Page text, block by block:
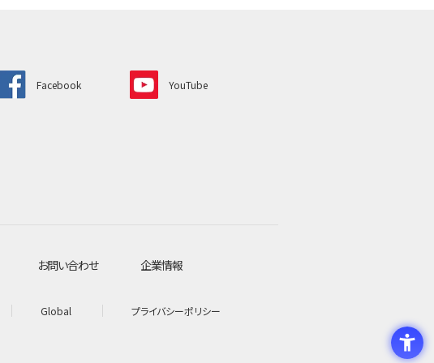
Facebook YouTube
お問い合わせ 企業情報
Global プライバシーポリシー